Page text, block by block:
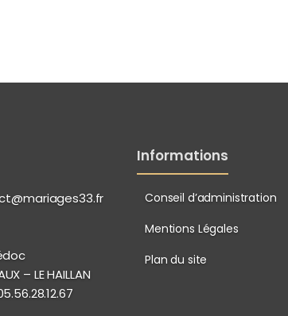
– LE HAILLAN
Informations
Conseil d’administration
Mentions Légales
Plan du site